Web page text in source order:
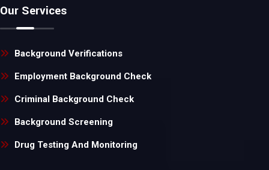
Our Services
Background Verifications
Employment Background Check
Criminal Background Check
Background Screening
Drug Testing And Monitoring